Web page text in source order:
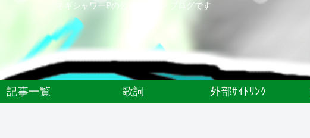
ネギシャワーPの公式サイト・ブログです
記事一覧 歌詞 外部ｻｲﾄﾘﾝｸ